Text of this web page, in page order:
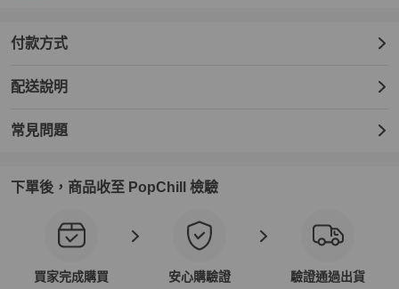
付款方式
配送說明
常見問題
下單後，商品收至 PopChill 檢驗
買家完成購買 安心購驗證 驗證通過出貨